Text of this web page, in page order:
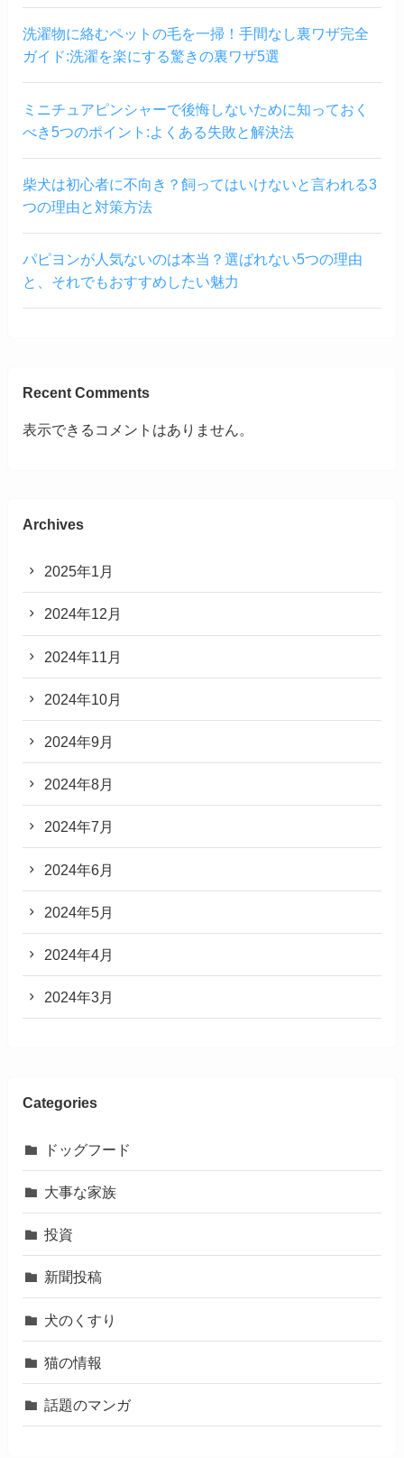
洗濯物に絡むペットの毛を一掃！手間なし裏ワザ完全
ガイド:洗濯を楽にする驚きの裏ワザ5選
ミニチュアピンシャーで後悔しないために知っておく
べき5つのポイント:よくある失敗と解決法
柴犬は初心者に不向き？飼ってはいけないと言われる3
つの理由と対策方法
パピヨンが人気ないのは本当？選ばれない5つの理由
と、それでもおすすめしたい魅力
Recent Comments
表示できるコメントはありません。
Archives
2025年1月
2024年12月
2024年11月
2024年10月
2024年9月
2024年8月
2024年7月
2024年6月
2024年5月
2024年4月
2024年3月
Categories
ドッグフード
大事な家族
投資
新聞投稿
犬のくすり
猫の情報
話題のマンガ